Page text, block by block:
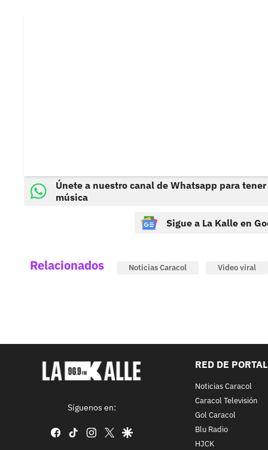
Únete a nuestro canal de Whatsapp para
música
Sigue a La Kalle en
Relacionados Noticias Caracol Video viral
Síguenos en:
facebook
tiktok instagram
twittergoogle
RED DE
Noticias Caracol
Caracol Televisión
Gol Caracol
Blu Radio
HJCK